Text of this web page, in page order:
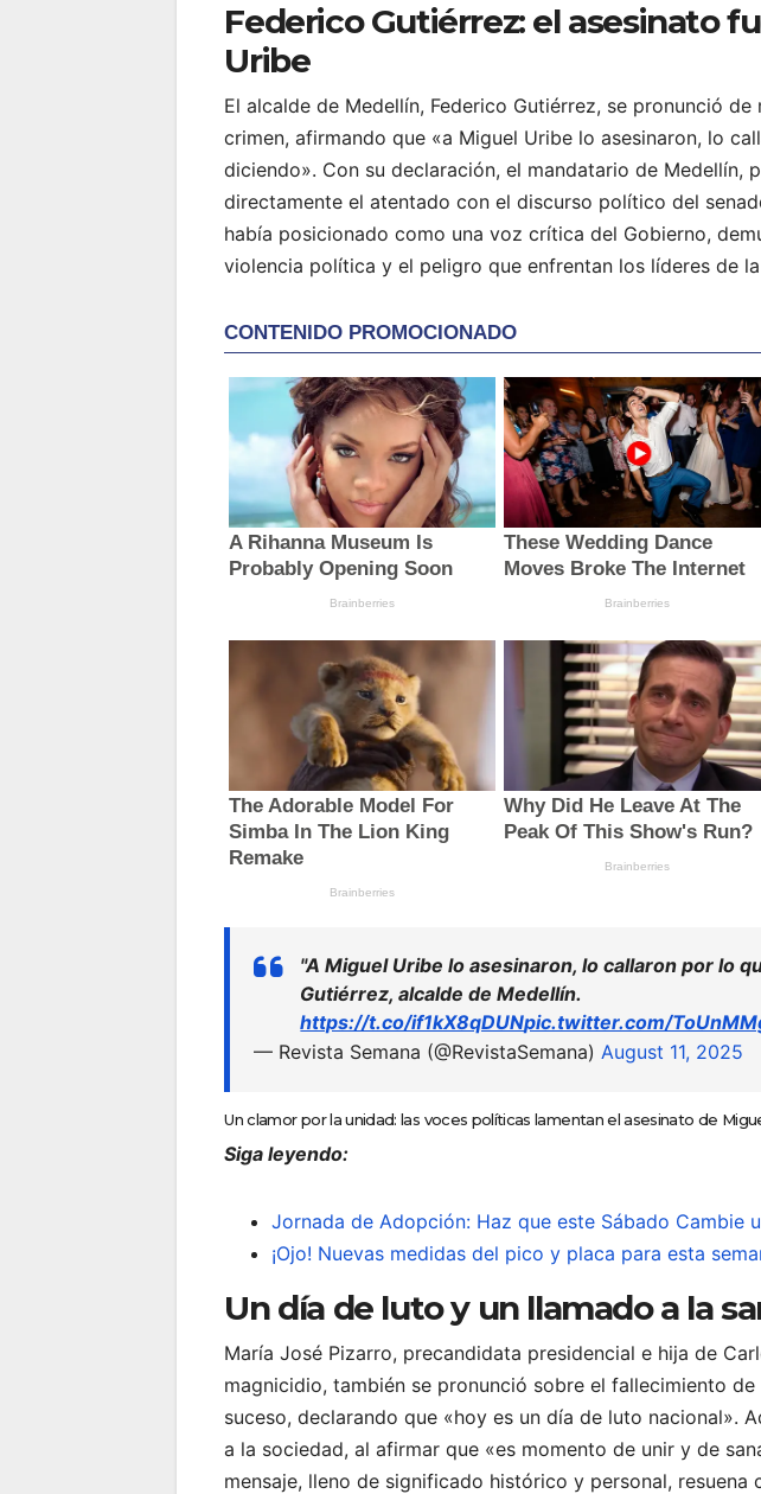
Federico Gutiérrez: el asesinato
Uribe
El alcalde de Medellín, Federico Gutiérrez, se pronunció
crimen, afirmando que «a Miguel Uribe lo asesinaron, lo
diciendo». Con su declaración, el mandatario de Medellín,
directamente el atentado con el discurso político del
había posicionado como una voz crítica del Gobierno,
violencia política y el peligro que enfrentan los líderes de
"A Miguel Uribe lo asesinaron, lo callaron por lo
Gutiérrez, alcalde de Medellín.
https://t.co/if1kX8qDUNpic.twitter.com/
— Revista Semana (@RevistaSemana) August 11, 2025
Un clamor por la unidad: las voces políticas lamentan el asesinato de
Siga leyendo:
Jornada de Adopción: Haz que este Sábado Cambie
¡Ojo! Nuevas medidas del pico y placa para esta
Un día de luto y un llamado a la
María José Pizarro, precandidata presidencial e hija de
magnicidio, también se pronunció sobre el fallecimiento
suceso, declarando que «hoy es un día de luto nacional».
a la sociedad, al afirmar que «es momento de unir y de
mensaje, lleno de significado histórico y personal, resuena